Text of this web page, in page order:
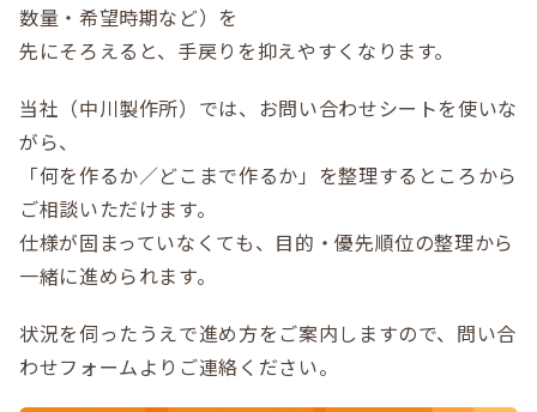
数量・希望時期など）を
先にそろえると、手戻りを抑えやすくなります。
当社（中川製作所）では、お問い合わせシートを使いな
がら、
「何を作るか／どこまで作るか」を整理するところから
ご相談いただけます。
仕様が固まっていなくても、目的・優先順位の整理から
一緒に進められます。
状況を伺ったうえで進め方をご案内しますので、問い合
わせフォームよりご連絡ください。